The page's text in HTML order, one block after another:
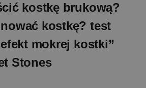
kostkę brukową?
kostkę? test
mokrej kostki”
Stones